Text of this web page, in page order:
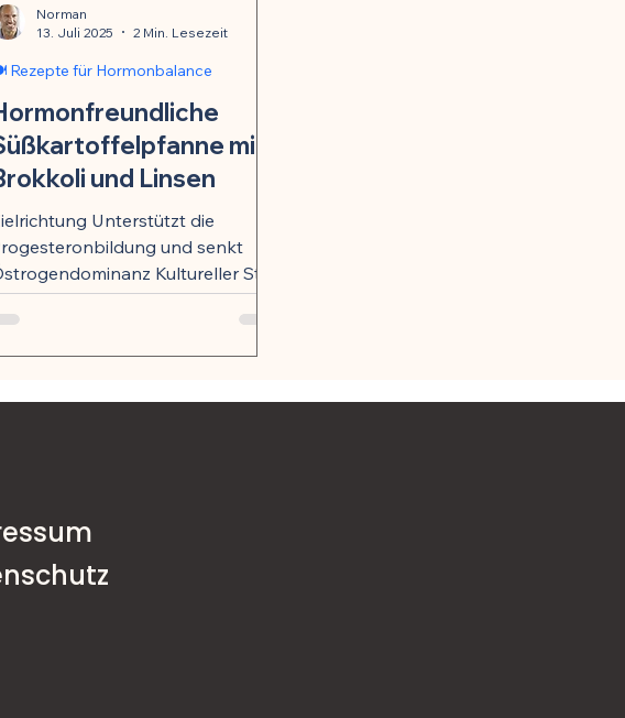
mit
und Linsen
Unterstützt die
und senkt
Kultureller Stil
Ernährungstyp Mediterran,
Rezepte für Hormonbalance
Norman
13. Juli 2025
2 Min. Lesezeit